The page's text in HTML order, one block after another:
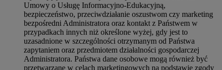
Umowy o Usługę Informacyjno-Edukacyjną,
bezpieczeństwo, przeciwdziałanie oszustwom czy marketing
bezpośredni Administratora oraz kontakt z Państwem w
przypadkach innych niż określone wyżej, gdy jest to
uzasadnione w szczególności otrzymanym od Państwa
zapytaniem oraz przedmiotem działalności gospodarczej
Administratora. Państwa dane osobowe mogą również być
przetwarzane w celach marketingowych na podstawie zgody